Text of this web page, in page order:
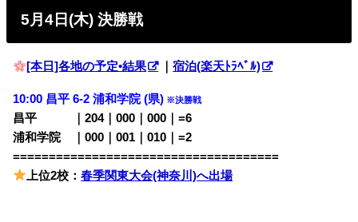
5月4日(木) 決勝戦
[本日]各地の予定•結果 ｜宿泊(楽天ﾄﾗﾍﾞﾙ)
10:00 昌平 6-2 浦和学院 (県) ※決勝戦
昌平 ｜204｜000｜000｜=6
浦和学院 ｜000｜001｜010｜=2
=====================================
上位2校：春季関東大会(神奈川)へ出場